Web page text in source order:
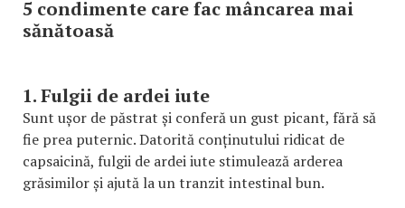
5 condimente care fac mâncarea mai
sănătoasă
1. Fulgii de ardei iute
Sunt ușor de păstrat și conferă un gust picant, fără să
fie prea puternic. Datorită conținutului ridicat de
capsaicină, fulgii de ardei iute stimulează arderea
grăsimilor și ajută la un tranzit intestinal bun.